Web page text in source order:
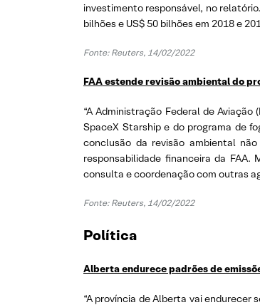
investimento responsável, no
bilhões e US$ 50 bilhões em 2018 e
Fonte: Reuters, 14/02/2022
FAA estende revisão ambiental do
“A Administração Federal de
SpaceX Starship e do programa de
conclusão da revisão ambiental
responsabilidade financeira da
consulta e coordenação com outras
Fonte: Reuters, 14/02/2022
Política
Alberta endurece padrões de
“A província de Alberta vai endurecer